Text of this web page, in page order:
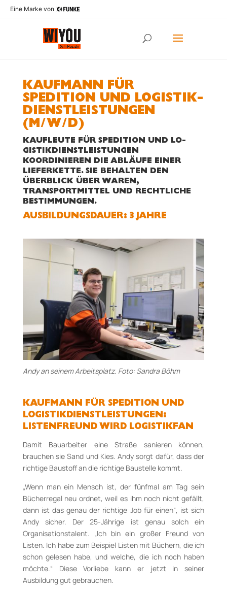
Eine Marke von
KAUFMANN FÜR
SPEDITION UND LOGISTIK­
DIENST­LEIS­TUNGEN
(M/W/D)
KAUFLEUTE FÜR SPEDITION UND LO­
GISTIKDIENSTLEISTUNGEN
KOORDINIEREN DIE ABLÄUFE EI­NER
LIEFERKETTE. SIE BEHALTEN DEN
ÜBERBLICK ÜBER WA­REN,
TRANSPORTMITTEL UND RECHT­LICHE
BESTIMMUNGEN.
AUS­BILDUNGS­DAUER: 3 JAHRE
Andy an seinem Arbeitsplatz. Foto: Sandra Böhm
KAUFMANN FÜR SPEDITION UND
LOGISTIKDIENSTLEISTUNGEN:
LISTENFREUND WIRD LOGISTIKFAN
Damit Bauarbeiter eine Straße sanieren können,
brauchen sie Sand und Kies. Andy sorgt da­für, dass der
richtige Baustoff an die richtige Baustelle kommt.
„Wenn man ein Mensch ist, der fünfmal am Tag sein
Bücherregal neu ordnet, weil es ihm noch nicht gefällt,
dann ist das genau der richtige Job für einen“, ist sich
Andy sicher. Der 25-Jährige ist genau solch ein
Organisationstalent. „Ich bin ein großer Freund von
Listen. Ich habe zum Bei­spiel Listen mit Büchern, die ich
schon gelesen habe, und welche, die ich noch haben
möch­te.“ Diese Vorliebe kann er jetzt in seiner
Ausbildung gut gebrauchen.